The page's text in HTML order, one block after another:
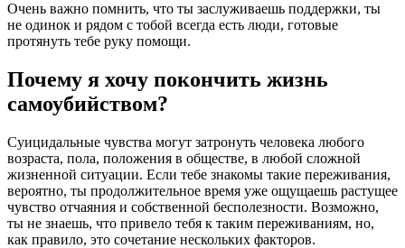
Очень важно помнить, что ты заслуживаешь поддержки, ты
не одинок и рядом с тобой всегда есть люди, готовые
протянуть тебе руку помощи.
Почему я хочу покончить жизнь
самоубийством?
Суицидальные чувства могут затронуть человека любого
возраста, пола, положения в обществе, в любой сложной
жизненной ситуации. Если тебе знакомы такие переживания,
вероятно, ты продолжительное время уже ощущаешь растущее
чувство отчаяния и собственной бесполезности. Возможно,
ты не знаешь, что привело тебя к таким переживаниям, но,
как правило, это сочетание нескольких факторов.